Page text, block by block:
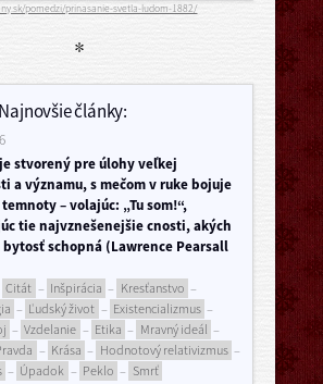
pomedzi/prinasanie-svetla-ludom-1882/
*
články:
stvorený pre úlohy veľkej
a významu, s mečom v ruke bojuje
– volajúc: „Tu som!“,
tie najvznešenejšie cnosti, akých
schopná (Lawrence Pearsall
Citát – Inšpirácia – Kresťanstvo –
– Ľudský život – Existencializmus –
– Vzdelanie – Etika – Mravný ideál –
– Krása – Hodnotový relativizmus –
– Úpadok – Peklo – Smrť